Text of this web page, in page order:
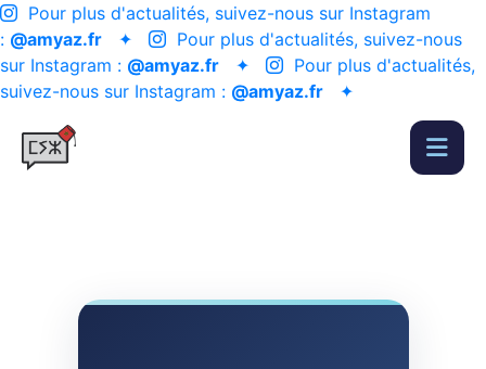
Pour plus d'actualités, suivez-nous sur Instagram
: @amyaz.fr ✦
Pour plus d'actualités, suivez-nous
sur Instagram : @amyaz.fr ✦
Pour plus d'actualités,
suivez-nous sur Instagram : @amyaz.fr ✦